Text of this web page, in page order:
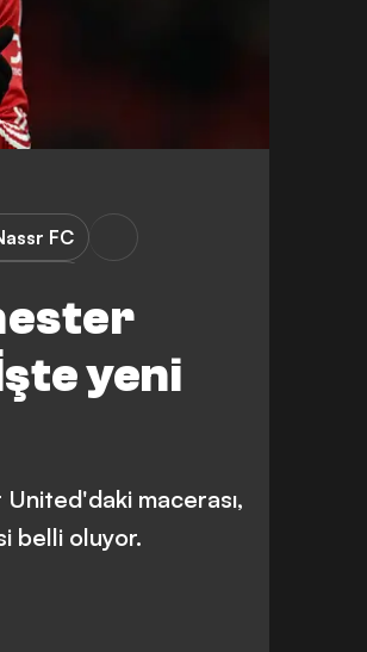
yeni
FC
macerası,
belli oluyor.